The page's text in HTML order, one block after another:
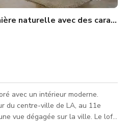
naturelle avec des
avec un intérieur moderne.
du centre-ville de LA, au 11e
vue dégagée sur la ville. Le loft